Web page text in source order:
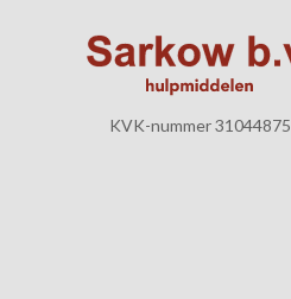
KVK-nummer 31044875